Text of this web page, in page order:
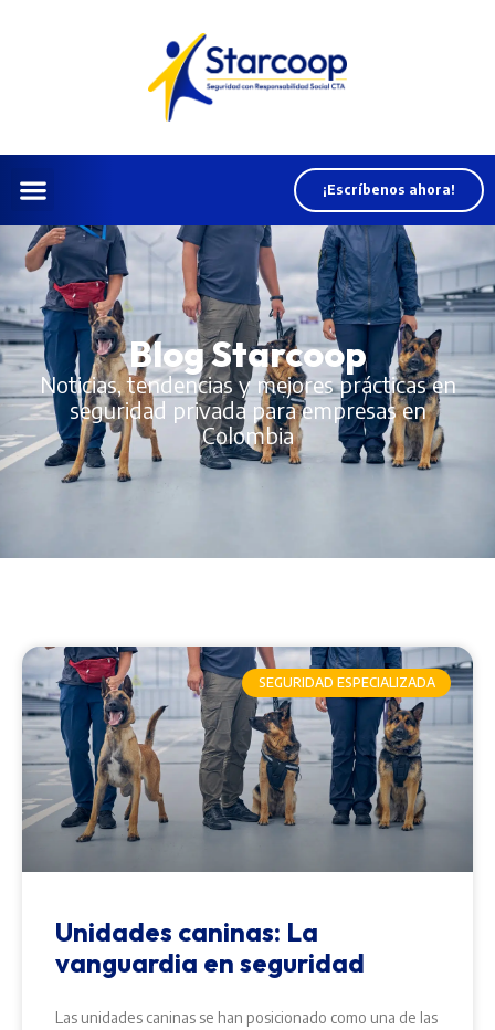
¡Escríbenos ahora!
Blog Starcoop
Noticias, tendencias y mejores prácticas en
seguridad privada para empresas en
Colombia
SEGURIDAD ESPECIALIZADA
Unidades caninas: La
vanguardia en seguridad
Las unidades caninas se han posicionado como una de las